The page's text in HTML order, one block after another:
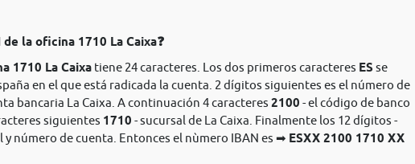
de la oficina 1710 La Caixa❓
1710 La Caixa tiene 24 caracteres. Los dos primeros caracteres ES se
en el que está radicada la cuenta. 2 dígitos siguientes es el número de
bancaria La Caixa. A continuación 4 caracteres 2100 - el código de banco
siguientes 1710 - sucursal de La Caixa. Finalmente los 12 dígitos -
número de cuenta. Entonces el nùmero IBAN es ➡ ESXX 2100 1710 XX